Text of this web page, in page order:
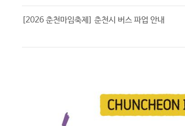
[2026 춘천마임축제] 춘천시 버스 파업 안내